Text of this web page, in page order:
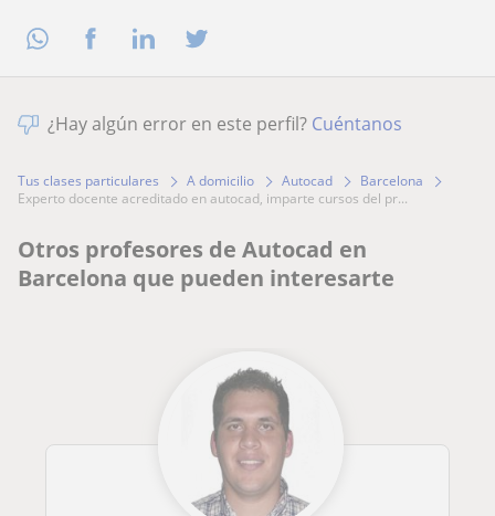
¿Hay algún error en este perfil? Cuéntanos
Tus clases particulares A domicilio Autocad
Barcelona
experto docente acreditado en autocad, imparte cursos del pr...
Otros profesores de Autocad en
Barcelona que pueden interesarte